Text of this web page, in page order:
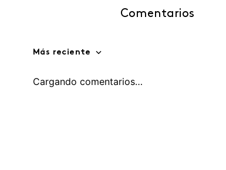
Comentarios
Más reciente
Cargando comentarios…